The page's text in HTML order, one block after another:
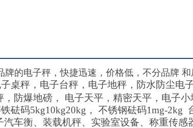
的电子秤，快捷迅速，价格低，不分品牌 和
桌秤，电子台秤，电子地秤，防水防尘电
防爆地磅， 电子天平，精密天平，电子
砝码5kg10kg20kg， 不锈钢砝码1mg-2kg
车衡、装载机秤、实验室设备、称重传感